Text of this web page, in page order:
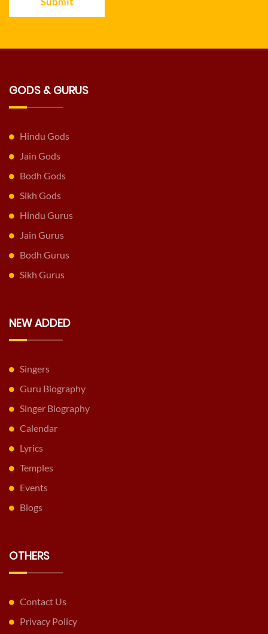
GODS & GURUS
Hindu Gods
Jain Gods
Bodh Gods
Sikh Gods
Hindu Gurus
Jain Gurus
Bodh Gurus
Sikh Gurus
NEW ADDED
Singers
Guru Biography
Singer Biography
Calendar
Lyrics
Temples
Events
Blogs
OTHERS
Contact Us
Privacy Policy